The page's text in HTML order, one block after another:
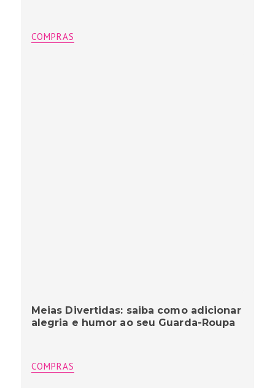
COMPRAS
Meias Divertidas: saiba como adicionar
alegria e humor ao seu Guarda-Roupa
COMPRAS